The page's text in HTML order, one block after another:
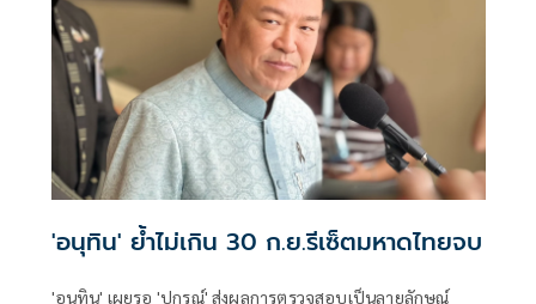
'อนุทิน' ย้ำไม่เกิน 30 ก.ย.รีเซ็ตมหาดไทยจบ
'อนุทิน' เผยรอ 'ปกรณ์' ส่งผลการตรวจสอบเป็นลายลักษณ์